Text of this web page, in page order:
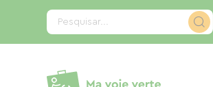
Pesquisar...
Painel de Gerenciamento de Cookies